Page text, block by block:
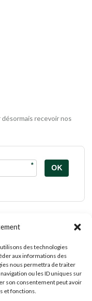
des technologies
aux informations des
nous permettra de traiter
ou les ID uniques sur
son consentement peut avoir
et fonctions.
recevoir nos
* OK